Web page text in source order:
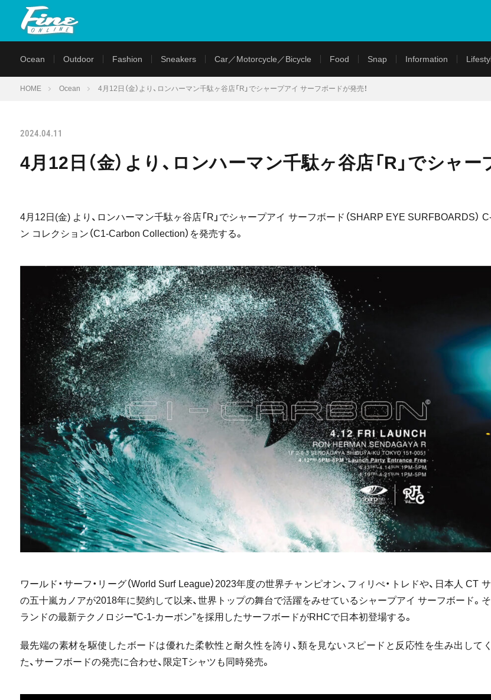
Ocean Outdoor Fashion Sneakers Car／Motorcycle／Bicycle Food Snap Information
HOME Ocean 4月12日（金）より、ロンハーマン千駄ヶ谷店「R」でシャープアイ サーフボードが発売！
2024.04.11
4月12日（金）より、ロンハーマン千駄ヶ谷店「R」でシャ
4月12日(金) より、ロンハーマン千駄ヶ谷店「R」でシャープアイ サーフボード（SHARP EYE SURFBOARDS）
ン コレクション（C1-Carbon Collection）を発売する。
ワールド・サーフ・リーグ（World Surf League）2023年度の世界チャンピオン、フィリぺ・トレドや、日本人 CT
の五十嵐カノアが2018年に契約して以来、世界トップの舞台で活躍をみせているシャープアイ サーフボード。
ランドの最新テクノロジー“C-1-カーボン”を採用したサーフボードがRHCで日本初登場する。
最先端の素材を駆使したボードは優れた柔軟性と耐久性を誇り、類を見ないスピードと反応性を生み出してく
た、サーフボードの発売に合わせ、限定Tシャツも同時発売。